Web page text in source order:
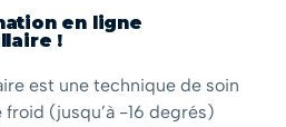
en ligne
!
est une technique de soin
(jusqu’à -16 degrés)